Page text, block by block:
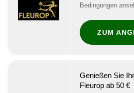
Bedingungen
ZUM
Genießen Sie
Fleurop ab 50 €